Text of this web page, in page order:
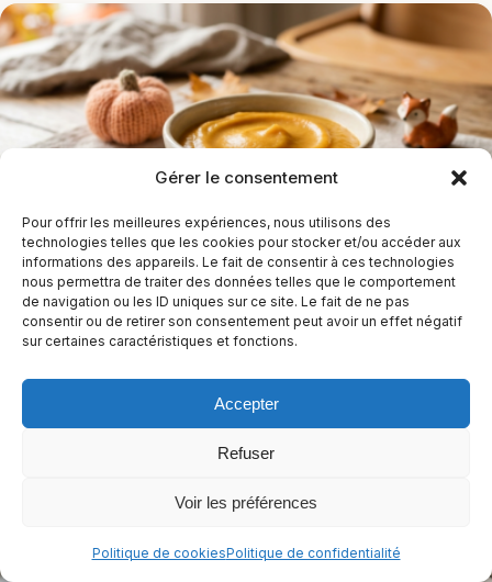
Gérer le consentement
Pour offrir les meilleures expériences, nous utilisons des
technologies telles que les cookies pour stocker et/ou accéder aux
informations des appareils. Le fait de consentir à ces technologies
nous permettra de traiter des données telles que le comportement
de navigation ou les ID uniques sur ce site. Le fait de ne pas
consentir ou de retirer son consentement peut avoir un effet négatif
sur certaines caractéristiques et fonctions.
Accepter
Refuser
Voir les préférences
Politique de cookiesPolitique de confidentialité
Purée de potiron pour bébé sans gluten et
sans lactose
30 min Facile
Sans arachides Sans céleri Sans crustacés +12